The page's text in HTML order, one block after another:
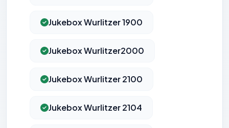
Jukebox Wurlitzer 1900
Jukebox Wurlitzer2000
Jukebox Wurlitzer 2100
Jukebox Wurlitzer 2104